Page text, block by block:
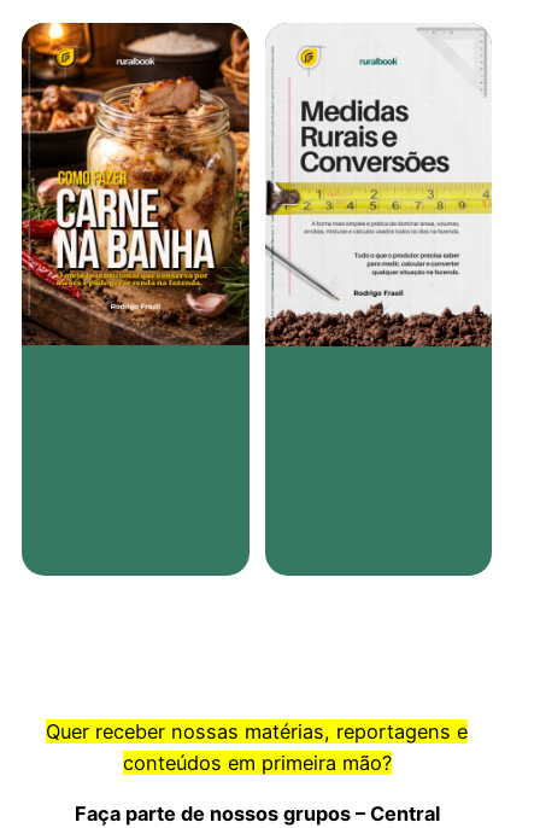
Quer receber nossas matérias, reportagens e
conteúdos em primeira mão?
Faça parte de nossos grupos – Central